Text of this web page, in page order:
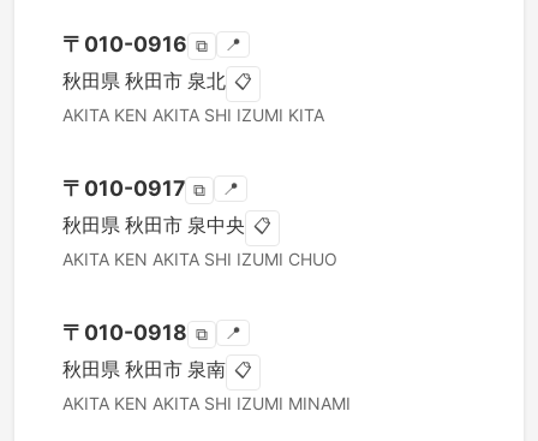
〒 010-0916 ⧉ 📍
秋田県 秋田市 泉北 📋
AKITA KEN AKITA SHI IZUMI KITA
〒 010-0917 ⧉ 📍
秋田県 秋田市 泉中央 📋
AKITA KEN AKITA SHI IZUMI CHUO
〒 010-0918 ⧉ 📍
秋田県 秋田市 泉南 📋
AKITA KEN AKITA SHI IZUMI MINAMI